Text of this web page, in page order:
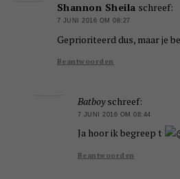
Shannon Sheila schreef:
7 JUNI 2016 OM 08:27
Geprioriteerd dus, maar je
Beantwoorden
Batboy schreef:
7 JUNI 2016 OM 08:44
Ja hoor ik begreep t
Beantwoorden